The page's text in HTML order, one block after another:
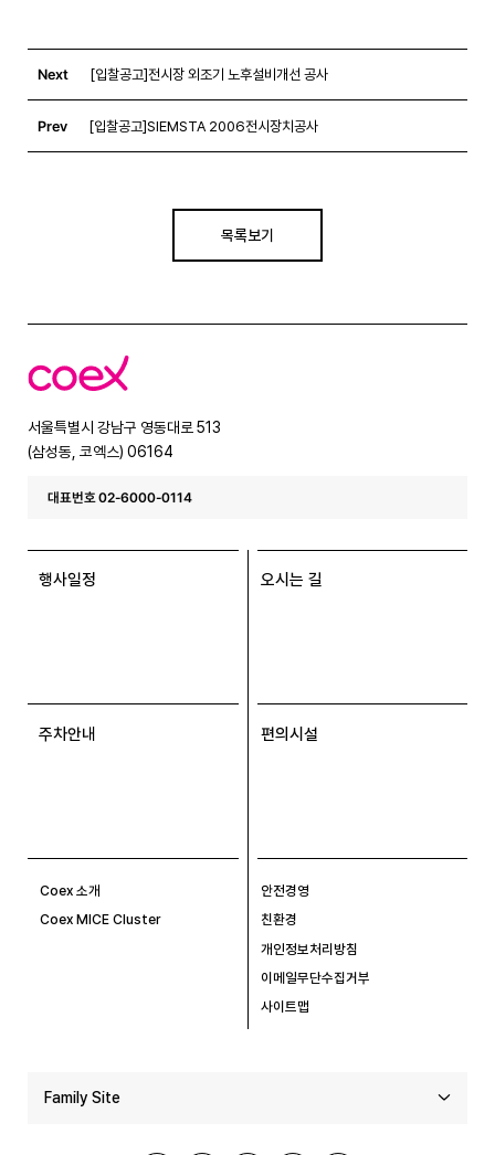
Next [입찰공고]전시장 외조기 노후설비개선 공사
Prev [입찰공고]SIEMSTA 2006전시장치공사
목록보기
코
엑
서울특별시 강남구 영동대로 513
(삼성동, 코엑스) 06164
대표번호 02-6000-0114
행사일정 오시는 길
주차안내 편의시설
Coex 소개
Coex MICE Cluster
안전경영
친환경
개인정보처리방침
이메일무단수집거부
사이트맵
Family Site